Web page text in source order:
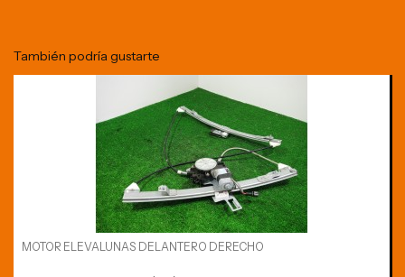
También podría gustarte
MOTOR ELEVALUNAS DELANTERO DERECHO